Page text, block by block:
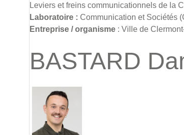
Leviers et freins communicationnels de la
Laboratoire : Communication et Sociétés
Entreprise / organisme : Ville de
BASTARD